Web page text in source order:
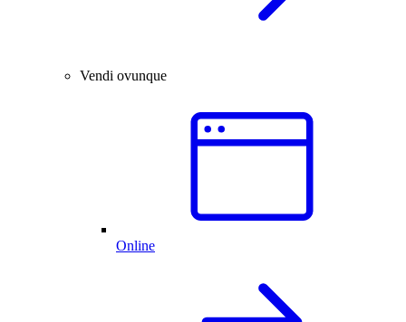
Vendi ovunque
Online